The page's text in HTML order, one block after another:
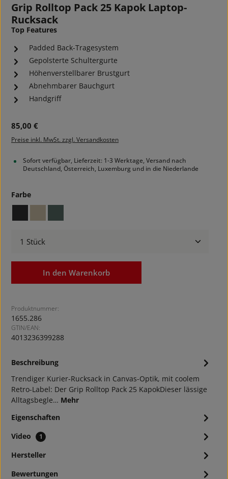
Grip Rolltop Pack 25 Kapok Laptop-
Rucksack
Top Features
Padded Back-Tragesystem
Gepolsterte Schultergurte
Höhenverstellbarer Brustgurt
Abnehmbarer Bauchgurt
Handgriff
Regulärer Preis:
85,00 €
Preise inkl. MwSt. zzgl. Versandkosten
Sofort verfügbar, Lieferzeit: 1-3 Werktage, Versand nach
Deutschland, Österreich, Luxemburg und in die Niederlande
Farbeauswählen
blackbrown ricesage green
Produkt Anzahl: Gib den gewünschten Wert ein
In den Warenkorb
Produktnummer:
1655.286
GTIN/EAN:
4013236399288
Beschreibung
Trendiger Kurier-Rucksack in Canvas-Optik, mit coolem
Retro-Label: Der Grip Rolltop Pack 25 KapokDieser lässige
Alltagsbegle… Mehr
Eigenschaften
Video
1
Hersteller
Bewertungen